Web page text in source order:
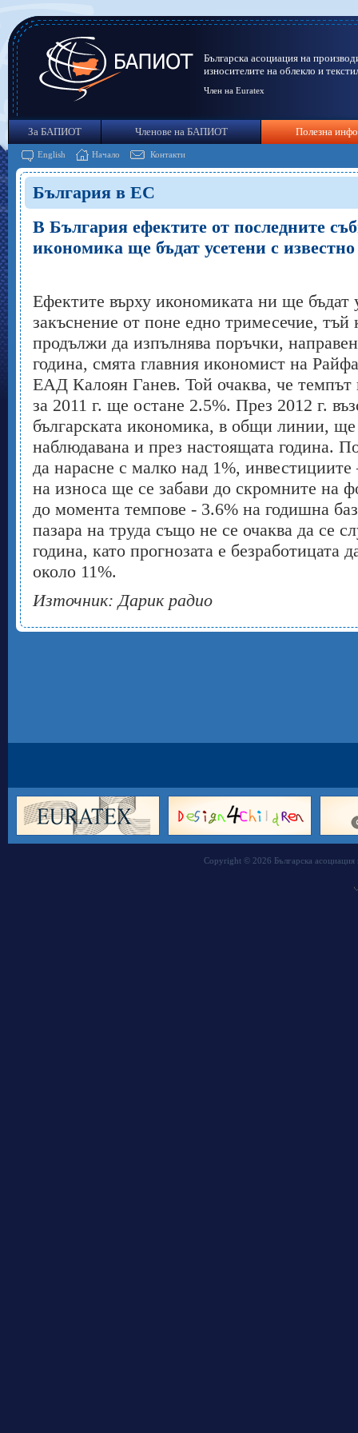
Българска асоциация на
износителите на облекло и
Член на Euratex
За БАПИОТ Членове на БАПИОТ Полезна
English Начало Контакти
България в ЕС
В България ефектите от последните
икономика ще бъдат усетени с
Ефектите върху икономиката ни ще бъдат
закъснение от поне едно тримесечие, тъй
продължи да изпълнява поръчки,
година, смята главния икономист на
ЕАД Калоян Ганев. Той очаква, че
за 2011 г. ще остане 2.5%. През 2012 г.
българската икономика, в общи линии,
наблюдавана и през настоящата година.
да нарасне с малко над 1%, инвестициите
на износа ще се забави до скромните на
до момента темпове - 3.6% на годишна
пазара на труда също не се очаква да се
година, като прогнозата е безработицата
около 11%.
Източник: Дарик радио
Copyright © 2026 Българска асоциация